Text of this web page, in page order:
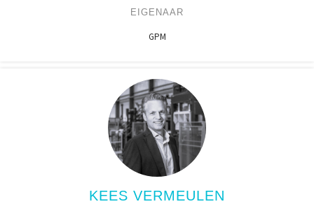
EIGENAAR
GPM
KEES VERMEULEN